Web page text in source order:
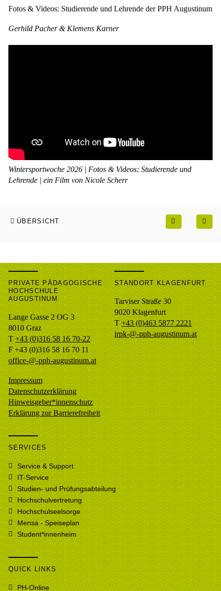
Fotos & Videos: Studierende und Lehrende der PPH Augustinum
Gerhild Pacher & Klemens Karner
Wintersportwoche 2026 | Fotos & Videos: Studierende und
Lehrende | ein Film von Nicole Scherr
ÜBERSICHT
PRIVATE PÄDAGOGISCHE
HOCHSCHULE
AUGUSTINUM
Lange Gasse 2 OG 3
8010 Graz
T +43 (0)316 58 16 70-22
F +43 (0)316 58 16 70 11
office-@-pph-augustinum.at
Impressum
Datenschutzerklärung
Hinweisgeber*innenschutz
Erklärung zur Barrierefreiheit
STANDORT KLAGENFURT
Tarviser Straße 30
9020 Klagenfurt
T +43 (0)463 5877 2221
irpk-@-pph-augustinum.at
SERVICES
Service & Support
IT-Service
Studien- und Prüfungsabteilung
Hochschulvertretung
Hochschulseelsorge
Mensa - Speiseplan
Student*innenheim
QUICK LINKS
PH-Online